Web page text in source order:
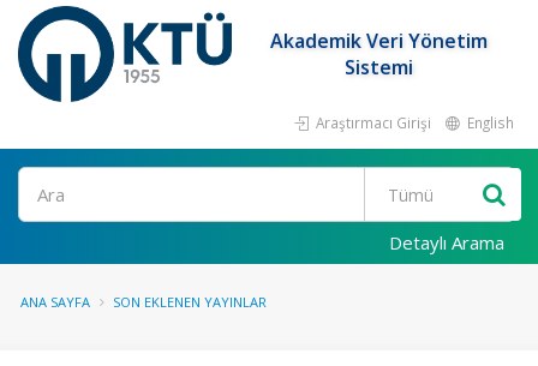
Akademik Veri Yönetim
Sistemi
Araştırmacı Girişi English
Ara
Detaylı Arama
ANA SAYFA SON EKLENEN YAYINLAR